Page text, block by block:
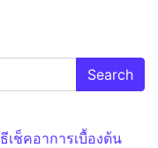
เช็คอาการเบื้องต้น